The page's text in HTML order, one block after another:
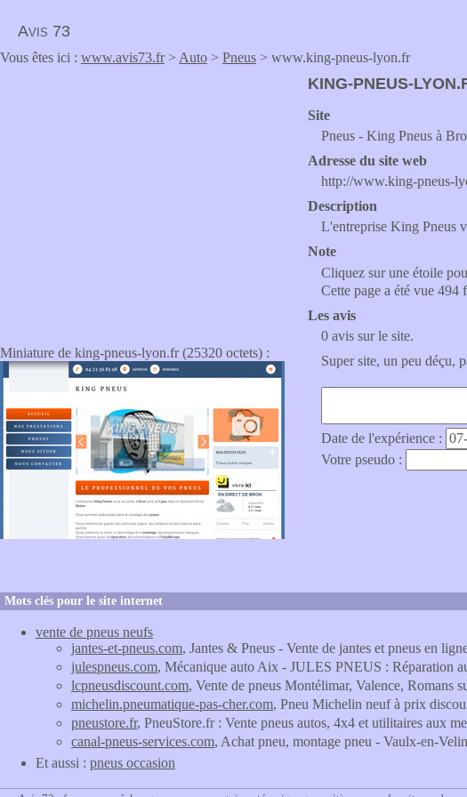
Avis 73
Vous êtes ici : www.avis73.fr> Auto > Pneus > www.king-pneus-lyon.fr
Miniature de king-pneus-lyon.fr (25320 octets) :
KING-PNEUS-
Site
Pneus - King Pneus à
Adresse du site web
http://www.king-pneus-
Description
L'entreprise King Pneus
Note
Cliquez sur une étoile
Cette page a été vue 494
Les avis
0 avis sur le site.
Super site, un peu déçu,
Date de l'expérience :
Votre pseudo :
Mots clés pour le site internet
vente de pneus neufs
jantes-et-pneus.com, Jantes & Pneus - Vente de jantes et pneus en
julespneus.com, Mécanique auto Aix - JULES PNEUS : Réparation
lcpneusdiscount.com, Vente de pneus Montélimar, Valence, Romans
michelin.pneumatique-pas-cher.com, Pneu Michelin neuf à prix
pneustore.fr, PneuStore.fr : Vente pneus autos, 4x4 et utilitaires aux
canal-pneus-services.com, Achat pneu, montage pneu - Vaulx-en-
Et aussi : pneus occasion